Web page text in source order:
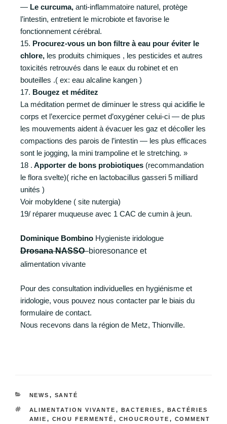
— Le curcuma, anti-inflammatoire naturel, protège
l’intestin, entretient le microbiote et favorise le
fonctionnement cérébral.
15. Procurez-vous un bon filtre à eau pour éviter le
chlore, les produits chimiques , les pesticides et autres
toxicités retrouvés dans le eaux du robinet et en
bouteilles .( ex: eau alcaline kangen )
17. Bougez et méditez
La méditation permet de diminuer le stress qui acidifie le
corps et l’exercice permet d’oxygéner celui-ci — de plus
les mouvements aident à évacuer les gaz et décoller les
compactions des parois de l’intestin — les plus efficaces
sont le jogging, la mini trampoline et le stretching. »
18 . Apporter de bons probiotiques (recommandation
le flora svelte)( riche en lactobacillus gasseri 5 milliard
unités )
Voir mobyldene ( site nutergia)
19/ réparer muqueuse avec 1 CAC de cumin à jeun.
Dominique Bombino Hygieniste iridologue
Drosana NASSO bioresonance et
alimentation vivante
Pour des consultation individuelles en hygiénisme et
iridologie, vous pouvez nous contacter par le biais du
formulaire de contact.
Nous recevons dans la région de Metz, Thionville.
NEWS , SANTÉ
ALIMENTATION VIVANTE , BACTERIES ,
BACTÉRIES
AMIE , CHOU FERMENTÉ , CHOUCROUTE , COMMENT